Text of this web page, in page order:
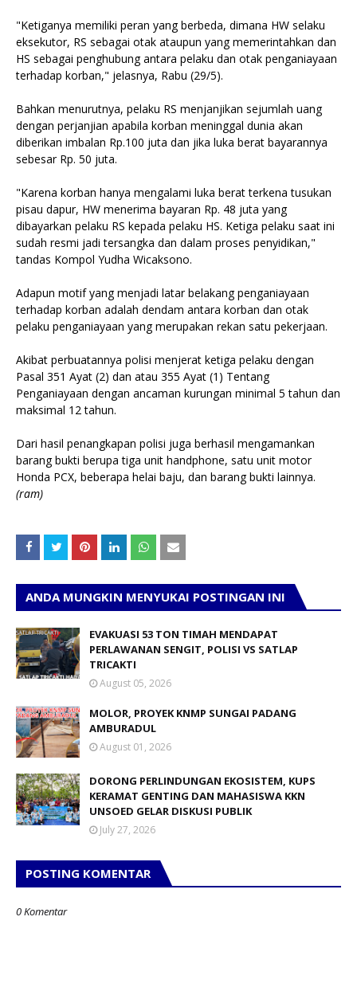
"Ketiganya memiliki peran yang berbeda, dimana HW selaku
eksekutor, RS sebagai otak ataupun yang memerintahkan dan
HS sebagai penghubung antara pelaku dan otak penganiayaan
terhadap korban," jelasnya, Rabu (29/5).
Bahkan menurutnya, pelaku RS menjanjikan sejumlah uang
dengan perjanjian apabila korban meninggal dunia akan
diberikan imbalan Rp.100 juta dan jika luka berat bayarannya
sebesar Rp. 50 juta.
"Karena korban hanya mengalami luka berat terkena tusukan
pisau dapur, HW menerima bayaran Rp. 48 juta yang
dibayarkan pelaku RS kepada pelaku HS. Ketiga pelaku saat ini
sudah resmi jadi tersangka dan dalam proses penyidikan,"
tandas Kompol Yudha Wicaksono.
Adapun motif yang menjadi latar belakang penganiayaan
terhadap korban adalah dendam antara korban dan otak
pelaku penganiayaan yang merupakan rekan satu pekerjaan.
Akibat perbuatannya polisi menjerat ketiga pelaku dengan
Pasal 351 Ayat (2) dan atau 355 Ayat (1) Tentang
Penganiayaan dengan ancaman kurungan minimal 5 tahun dan
maksimal 12 tahun.
Dari hasil penangkapan polisi juga berhasil mengamankan
barang bukti berupa tiga unit handphone, satu unit motor
Honda PCX, beberapa helai baju, dan barang bukti lainnya.
(ram)
ANDA MUNGKIN MENYUKAI POSTINGAN INI
EVAKUASI 53 TON TIMAH MENDAPAT
PERLAWANAN SENGIT, POLISI VS SATLAP
TRICAKTI
August 05, 2026
MOLOR, PROYEK KNMP SUNGAI PADANG
AMBURADUL
August 01, 2026
DORONG PERLINDUNGAN EKOSISTEM, KUPS
KERAMAT GENTING DAN MAHASISWA KKN
UNSOED GELAR DISKUSI PUBLIK
July 27, 2026
POSTING KOMENTAR
0 Komentar